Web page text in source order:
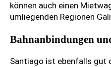
können auch einen
umliegenden Regionen
Bahnanbindungen
Santiago ist ebenfalls gut